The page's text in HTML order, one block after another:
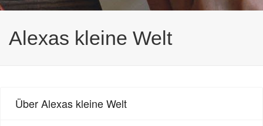
Alexas kleine Welt
Über Alexas kleine Welt